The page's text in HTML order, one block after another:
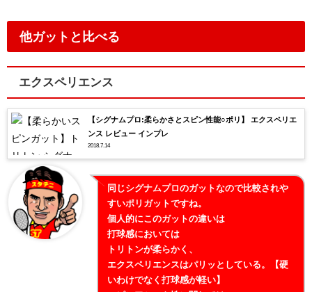
他ガットと比べる
エクスペリエンス
【シグナムプロ:柔らかさとスピン性能○ポリ】 エクスペリエ
ンス レビュー インプレ
2018.7.14
同じシグナムプロのガットなので比較されや
すいポリガットですね。
個人的にこのガットの違いは
打球感においては
トリトンが柔らかく、
エクスペリエンスはパリッとしている。【硬
いわけでなく打球感が軽い】